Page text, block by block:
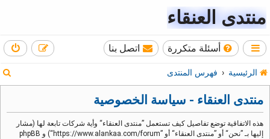
منتدى العنقاء
أسئلة متكررة اتصل بنا
الرئيسية فهرس المنتدى
منتدى العنقاء - سياسة الخصوصية
هذه الاتفاقية توضع تفاصيل كيف تستعمل ”منتدى العنقاء“ وأية شركات تابعة لها (مشار
إليها بـ ”نحن“ أو ”منتدى العنقاء“ أو ”https://www.alankaa.com/forum“) و phpBB